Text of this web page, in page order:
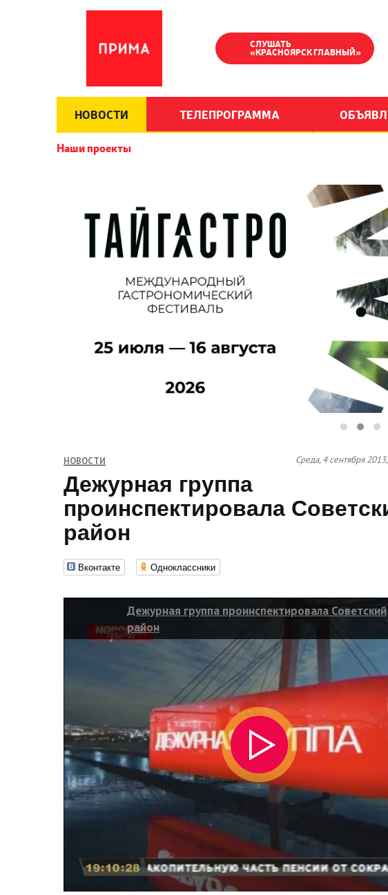
СЛУШАТЬ
«КРАСНОЯРСК ГЛАВНЫЙ»
НОВОСТИ ТЕЛЕПРОГРАММА
Наши проекты
НОВОСТИ Среда, 4 сентября 2013,
Дежурная группа
проинспектировала
район
Вконтакте Одноклассники
Дежурная группа проинспектировала Советский
район